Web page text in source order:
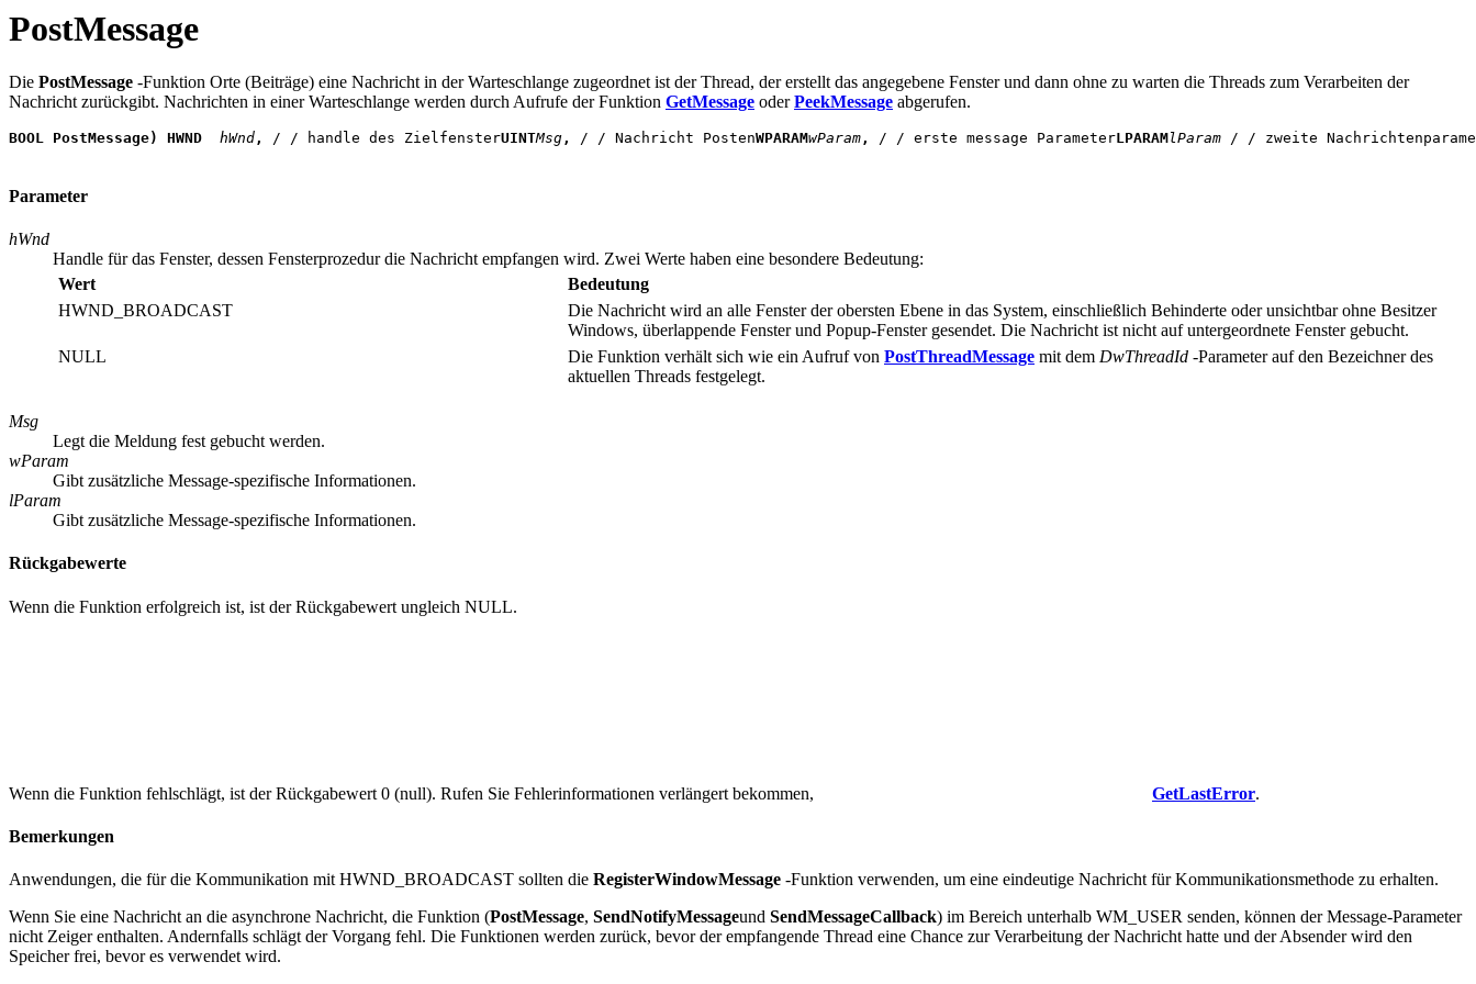
PostMessage
Die PostMessage -Funktion Orte (Beiträge) eine Nachricht in der Warteschlange zugeordnet ist der Thread, der erstellt das angegebene Fenster und dann ohne zu warten die Threads zum Verarbeiten der
Nachricht zurückgibt. Nachrichten in einer Warteschlange werden durch Aufrufe der Funktion GetMessage oderPeekMessage abgerufen.
BOOL PostMessage) HWND hWnd, / / handle des ZielfensterUINTMsg, / / Nachricht PostenWPARAMwParam, / / erste message ParameterLPARAMlParam / / zweite
Parameter
hWnd
Handle für das Fenster, dessen Fensterprozedur die Nachricht empfangen wird. Zwei Werte haben eine besondere Bedeutung:
Wert
Bedeutung
HWND_BROADCAST
Die Nachricht wird an alle Fenster der obersten Ebene in das System, einschließlich Behinderte oder unsichtbar ohne Besitzer
Windows, überlappende Fenster und Popup-Fenster gesendet. Die Nachricht ist nicht auf untergeordnete Fenster gebucht.
NULL
Die Funktion verhält sich wie ein Aufruf von PostThreadMessage mit dem DwThreadId -Parameter auf den Bezeichner des
aktuellen Threads festgelegt.
Msg
Legt die Meldung fest gebucht werden.
wParam
Gibt zusätzliche Message-spezifische Informationen.
lParam
Gibt zusätzliche Message-spezifische Informationen.
Rückgabewerte
Wenn die Funktion erfolgreich ist, ist der Rückgabewert ungleich NULL.
Wenn die Funktion fehlschlägt, ist der Rückgabewert 0 (null). Rufen Sie Fehlerinformationen verlängert bekommen, GetLastError.
Bemerkungen
Anwendungen, die für die Kommunikation mit HWND_BROADCAST sollten die RegisterWindowMessage -Funktion verwenden, um eine eindeutige Nachricht für Kommunikationsmethode zu erhalten.
Wenn Sie eine Nachricht an die asynchrone Nachricht, die Funktion (PostMessage, SendNotifyMessageund SendMessageCallback) im Bereich unterhalb WM_USER senden, können der Message-Parameter
nicht Zeiger enthalten. Andernfalls schlägt der Vorgang fehl. Die Funktionen werden zurück, bevor der empfangende Thread eine Chance zur Verarbeitung der Nachricht hatte und der Absender wird den
Speicher frei, bevor es verwendet wird.